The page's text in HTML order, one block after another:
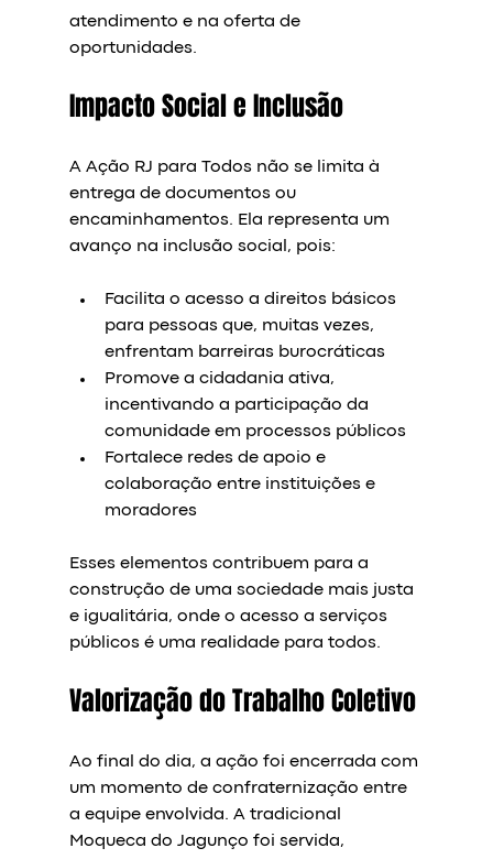
atendimento e na oferta de
oportunidades.
Impacto Social e Inclusão
A Ação RJ para Todos não se limita à
entrega de documentos ou
encaminhamentos. Ela representa um
avanço na inclusão social, pois:
Facilita o acesso a direitos básicos
para pessoas que, muitas vezes,
enfrentam barreiras burocráticas
Promove a cidadania ativa,
incentivando a participação da
comunidade em processos públicos
Fortalece redes de apoio e
colaboração entre instituições e
moradores
Esses elementos contribuem para a
construção de uma sociedade mais justa
e igualitária, onde o acesso a serviços
públicos é uma realidade para todos.
Valorização do Trabalho Coletivo
Ao final do dia, a ação foi encerrada com
um momento de confraternização entre
a equipe envolvida. A tradicional
Moqueca do Jagunço foi servida,